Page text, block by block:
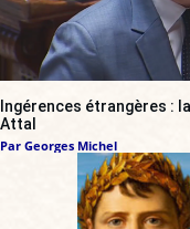
Ingérences étrangères :
Attal
Par Georges Michel